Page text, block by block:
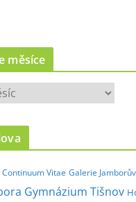
měsíce
Continuum Vitae Galerie
Gymnázium Tišnov